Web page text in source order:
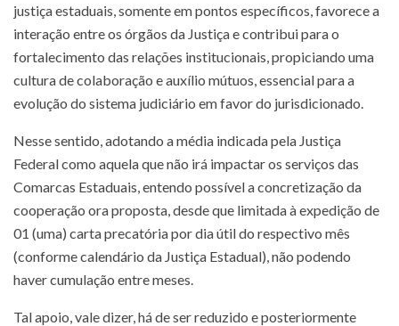
justiça estaduais, somente em pontos específicos, favorece a
interação entre os órgãos da Justiça e contribui para o
fortalecimento das relações institucionais, propiciando uma
cultura de colaboração e auxílio mútuos, essencial para a
evolução do sistema judiciário em favor do jurisdicionado.
Nesse sentido, adotando a média indicada pela Justiça
Federal como aquela que não irá impactar os serviços das
Comarcas Estaduais, entendo possível a concretização da
cooperação ora proposta, desde que limitada à expedição de
01 (uma) carta precatória por dia útil do respectivo mês
(conforme calendário da Justiça Estadual), não podendo
haver cumulação entre meses.
Tal apoio, vale dizer, há de ser reduzido e posteriormente